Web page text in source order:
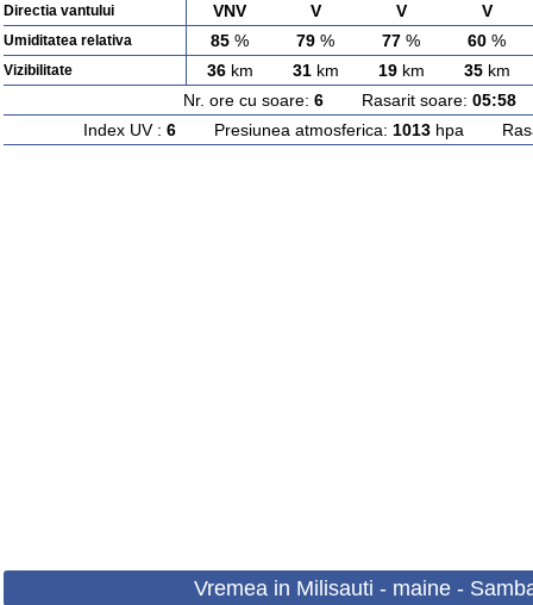
Directia vantului VNV V V V
Umiditatea relativa 85 % 79 % 77 % 60 %
Vizibilitate 36km 31km 19km 35km
Nr. ore cu soare: 6Rasarit soare: 05:58
Index UV : 6 Presiunea atmosferica: 1013 hpa
Vremea in Milisauti - maine -